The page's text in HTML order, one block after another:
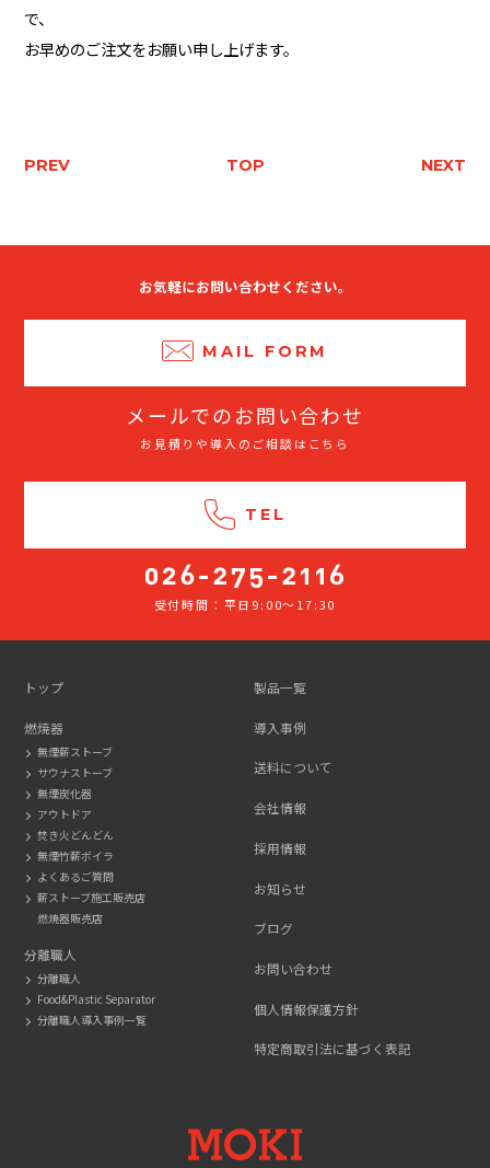
で、
お早めのご注文をお願い申し上げます。
PREV TOP NEXT
お気軽にお問い合わせください。
MAIL FORM
メールでのお問い合わせ
お見積りや導入のご相談はこちら
TEL
受付時間：平日9:00～17:30
トップ
燃焼器
無煙薪ストーブ
サウナストーブ
無煙炭化器
アウトドア
焚き火どんどん
無煙竹薪ボイラ
よくあるご質問
薪ストーブ施工販売店
燃焼器販売店
分離職人
分離職人
Food&Plastic Separator
分離職人導入事例一覧
製品一覧
導入事例
送料について
会社情報
採用情報
お知らせ
ブログ
お問い合わせ
個人情報保護方針
特定商取引法に基づく表記